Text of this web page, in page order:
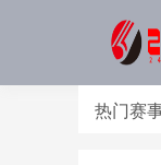
热门赛